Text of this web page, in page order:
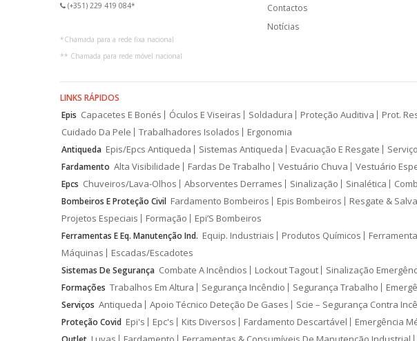
(+351) 229 419 084*
*Chamada para a rede fixa nacional
** Chamada para rede móvel nacional
Contactos
Notícias
LINKS RÁPIDOS
Epis Capacetes E Bonés Óculos E Viseiras Soldadura Proteção Auditiva Prot.
Cuidado Da Pele
Trabalhadores Isolados Ergonomia
Antiqueda Epis/Epcs Antiqueda Sistemas Antiqueda Evacuação E Resgate
Fardamento Alta Visibilidade Fardas De Trabalho Vestuário Chuva Vestuário
Epcs Chuveiros/Lava-Olhos Absorventes Derrames Sinalização Sinalética
Bombeiros E Proteção Civil Fardamento Bombeiros Epis Bombeiros Resgate &
Projetos Especiais
Formação Epi’S Bombeiros
Ferramentas E Eq. Manutenção Ind. Equip. Industriais Produtos Químicos
Máquinas
Escadas/Escadotes
Sistemas De Segurança Combate A Incêndios Lockout Tagout Sinalização
Formações Trabalhos Em Altura Segurança Incêndio Segurança Trabalho
Serviços Antiqueda Apoio Técnico Deteção De Gases Scie – Segurança Contra
Proteção Covid Epi's Epc's Kits Diversos Fardamento Descartável Emergência